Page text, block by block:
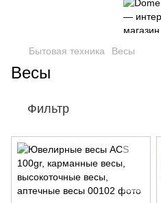
Бытовая техника Весы
Весы
Фильтр